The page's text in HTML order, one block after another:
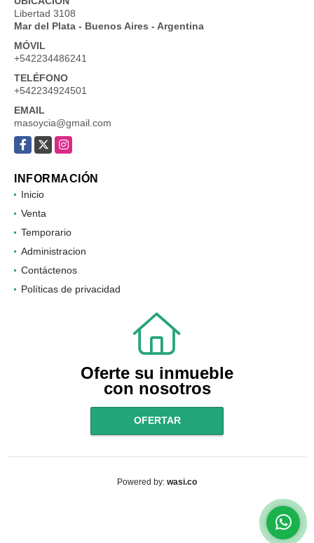
Libertad 3108
Mar del Plata - Buenos Aires - Argentina
MÓVIL
+542234486241
TELÉFONO
+542234924501
EMAIL
masoycia@gmail.com
Facebook
X Instagram
INFORMACIÓN
Inicio
Venta
Temporario
Administracion
Contáctenos
Políticas de privacidad
Oferte su inmueble
con nosotros
OFERTAR
Powered by: wasi.co